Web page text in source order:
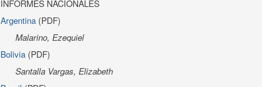
INFORMES NACIONALES
Argentina (PDF)
Malarino, Ezequiel
Bolivia (PDF)
Santalla Vargas, Elizabeth